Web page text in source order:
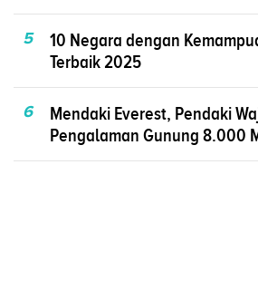
5
10 Negara dengan
Terbaik 2025
6
Mendaki Everest, Pendaki
Pengalaman Gunung 8.000